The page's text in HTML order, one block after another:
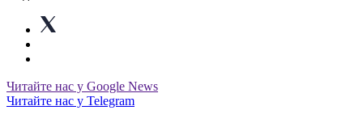
Читайте нас у Google News
Читайте нас у Telegram